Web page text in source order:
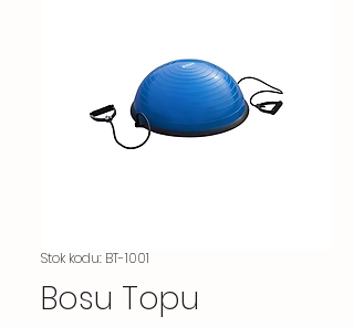
Stok kodu: BT-1001
Bosu Topu